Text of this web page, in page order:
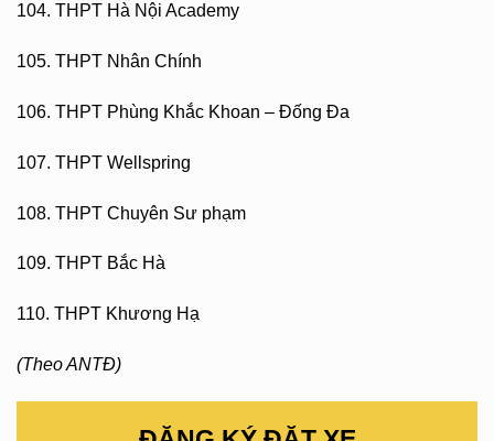
104. THPT Hà Nội Academy
105. THPT Nhân Chính
106. THPT Phùng Khắc Khoan – Đống Đa
107. THPT Wellspring
108. THPT Chuyên Sư phạm
109. THPT Bắc Hà
110. THPT Khương Hạ
(Theo ANTĐ)